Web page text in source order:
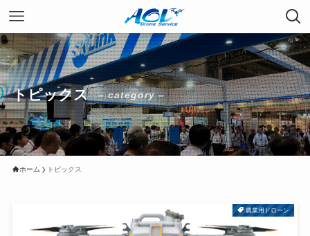
トピックス – category –
ホーム トピックス
農業用ドローン